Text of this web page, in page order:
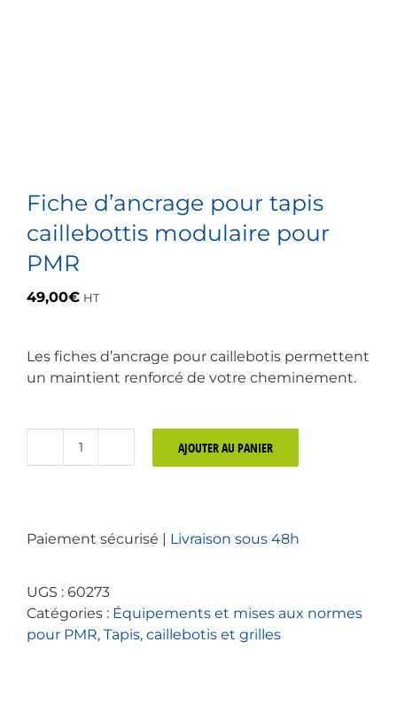
Fiche d’ancrage pour tapis
caillebottis modulaire pour
PMR
49,00€ HT
Les fiches d’ancrage pour caillebotis permettent
un maintient renforcé de votre cheminement.
quantité
pour
caillebottis
modulaire
pour
PMR
AJOUTER AU PANIER
Paiement sécurisé | Livraison sous 48h
UGS : 60273
Catégories : Équipements et mises aux normes
pour PMR, Tapis, caillebotis et grilles